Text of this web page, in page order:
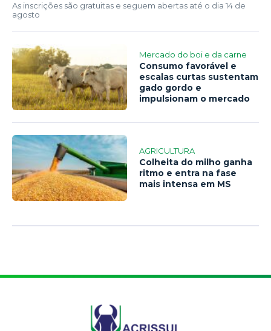
As inscrições são gratuitas e seguem abertas até o dia 14 de
agosto
Mercado do boi e da carne
Consumo favorável e
escalas curtas sustentam
gado gordo e
impulsionam o mercado
AGRICULTURA
Colheita do milho ganha
ritmo e entra na fase
mais intensa em MS